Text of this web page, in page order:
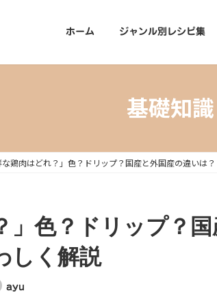
ホーム ジャンル別レシピ集
基礎知識
な鶏肉はどれ？」色？ドリップ？国産と外国産の違いは
」色？ドリップ？
しく解説
ayu